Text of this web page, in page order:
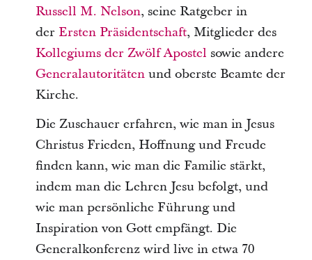
Russell M. Nelson, seine Ratgeber in
der Ersten Präsidentschaft, Mitglieder des
Kollegiums der Zwölf Apostel sowie andere
Generalautoritätenund oberste Beamte der
Kirche.
Die Zuschauer erfahren, wie man in Jesus
Christus Frieden, Hoffnung und Freude
finden kann, wie man die Familie stärkt,
indem man die Lehren Jesu befolgt, und
wie man persönliche Führung und
Inspiration von Gott empfängt. Die
Generalkonferenz wird live in etwa 70